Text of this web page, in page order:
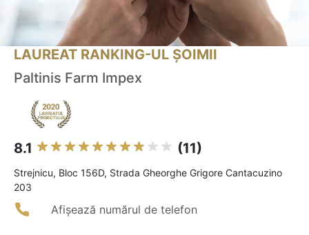
LAUREAT RANKING-UL ȘOIMII
Paltinis Farm Impex
8.1 (11)
Strejnicu, Bloc 156D, Strada Gheorghe Grigore Cantacuzino
203
Afișează numărul de telefon